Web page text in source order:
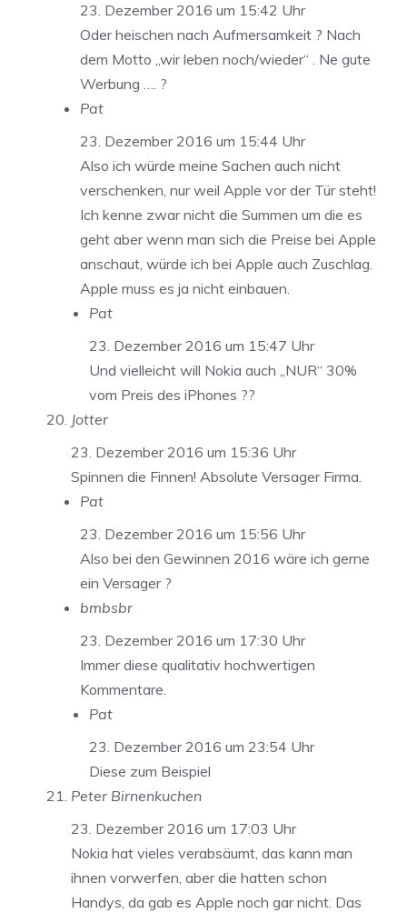
23. Dezember 2016 um 15:42 Uhr
Oder heischen nach Aufmersamkeit ? Nach
dem Motto „wir leben noch/wieder“ . Ne gute
Werbung …. ?
Pat
23. Dezember 2016 um 15:44 Uhr
Also ich würde meine Sachen auch nicht
verschenken, nur weil Apple vor der Tür steht!
Ich kenne zwar nicht die Summen um die es
geht aber wenn man sich die Preise bei Apple
anschaut, würde ich bei Apple auch Zuschlag.
Apple muss es ja nicht einbauen.
Pat
23. Dezember 2016 um 15:47 Uhr
Und vielleicht will Nokia auch „NUR“ 30%
vom Preis des iPhones ??
Jotter
23. Dezember 2016 um 15:36 Uhr
Spinnen die Finnen! Absolute Versager Firma.
Pat
23. Dezember 2016 um 15:56 Uhr
Also bei den Gewinnen 2016 wäre ich gerne
ein Versager ?
bmbsbr
23. Dezember 2016 um 17:30 Uhr
Immer diese qualitativ hochwertigen
Kommentare.
Pat
23. Dezember 2016 um 23:54 Uhr
Diese zum Beispiel
Peter Birnenkuchen
23. Dezember 2016 um 17:03 Uhr
Nokia hat vieles verabsäumt, das kann man
ihnen vorwerfen, aber die hatten schon
Handys, da gab es Apple noch gar nicht. Das